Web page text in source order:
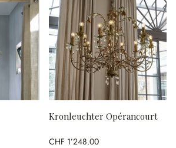
Kronleuchter Opérancourt
CHF 1’248.00